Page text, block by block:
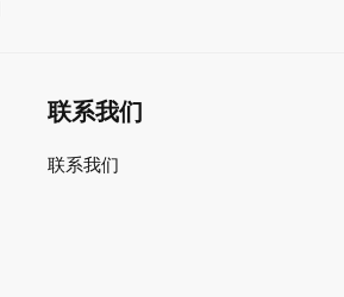
联系我们
联系我们